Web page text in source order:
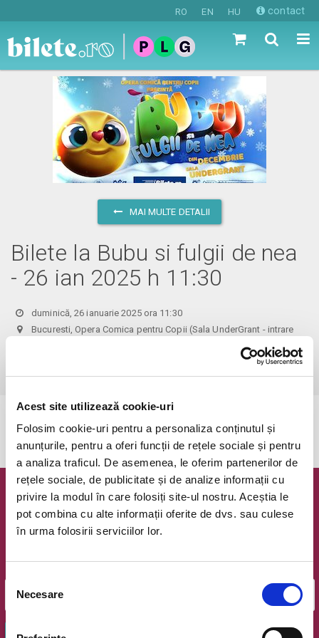
Acest site utilizează cookie-uri
Folosim cookie-uri pentru a personaliza conținutul și
anunțurile, pentru a oferi funcții de rețele sociale și pentru
a analiza traficul. De asemenea, le oferim partenerilor de
rețele sociale, de publicitate și de analize informații cu
privire la modul în care folosiți site-ul nostru. Aceștia le
pot combina cu alte informații oferite de dvs. sau culese
în urma folosirii serviciilor lor.
Selecția
consimțământului
Necesare
RO EN HU contact
MAI MULTE DETALII
Bilete la Bubu si fulgii de nea
- 26 ian 2025 h 11:30
duminică, 26 ianuarie 2025 ora 11:30
Bucuresti, Opera Comica pentru Copii (Sala UnderGrant - intrare
Newsletter @ Bilete.ro
Oferte exclusive si o editie saptamanala cu cele mai noi
OK